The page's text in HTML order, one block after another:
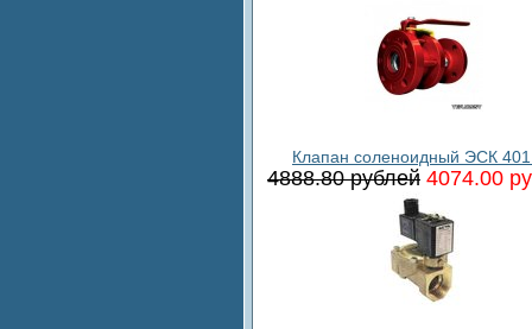
Клапан соленоидный ЭСК
4888.80 рублей 4074.00